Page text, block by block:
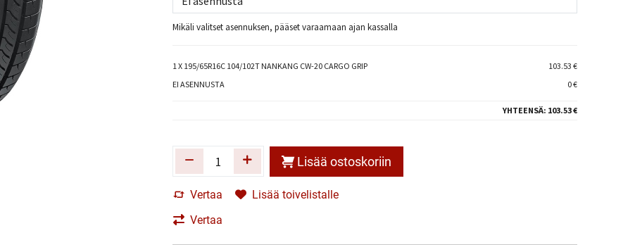
Mikäli valitset asennuksen, pääset varaamaan ajan kassalla
1X 195/65R16C 104/102T NANKANG CW-20 CARGO GRIP
103.53 €
EI ASENNUSTA
0 €
YHTEENSÄ: 103.53 €
Lisää ostoskoriin
Vertaa
Lisää toivelistalle
Vertaa